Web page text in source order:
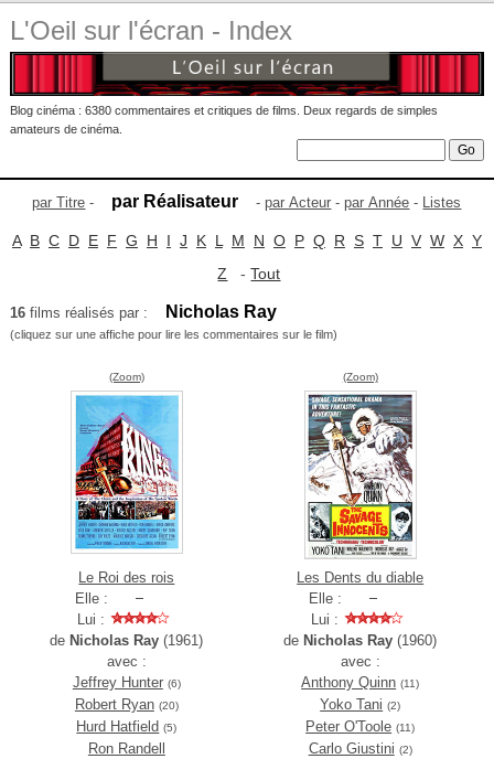
L'Oeil sur l'écran - Index
Blog cinéma : 6380 commentaires et critiques de films. Deux regards de simples
amateurs de cinéma.
par Titre - par Réalisateur -par Acteur -par Année - Listes
A B C D E F G H I J K L M N O P Q R S T U V W X Y
Z -Tout
16films réalisés par : Nicholas Ray
(cliquez sur une affiche pour lire les commentaires sur le film)
(Zoom)
Le Roi des rois
Elle :
Lui :
de Nicholas Ray (1961)
avec :
Jeffrey Hunter (6)
Robert Ryan (20)
Hurd Hatfield (5)
Ron Randell
(Zoom)
Les Dents du diable
Elle :
Lui :
de Nicholas Ray (1960)
avec :
Anthony Quinn (11)
Yoko Tani (2)
Peter O'Toole (11)
Carlo Giustini (2)